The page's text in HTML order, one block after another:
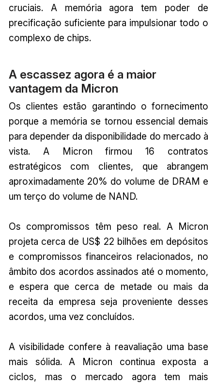
cruciais. A memória agora tem poder de
precificação suficiente para impulsionar todo o
complexo de chips.
A escassez agora é a maior
vantagem da Micron
Os clientes estão garantindo o fornecimento
porque a memória se tornou essencial demais
para depender da disponibilidade do mercado à
vista. A Micron firmou 16 contratos
estratégicos com clientes, que abrangem
aproximadamente 20% do volume de DRAM e
um terço do volume de NAND.
Os compromissos têm peso real. A Micron
projeta cerca de US$ 22 bilhões em depósitos
e compromissos financeiros relacionados, no
âmbito dos acordos assinados até o momento,
e espera que cerca de metade ou mais da
receita da empresa seja proveniente desses
acordos, uma vez concluídos.
A visibilidade confere à reavaliação uma base
mais sólida. A Micron continua exposta a
ciclos, mas o mercado agora tem mais